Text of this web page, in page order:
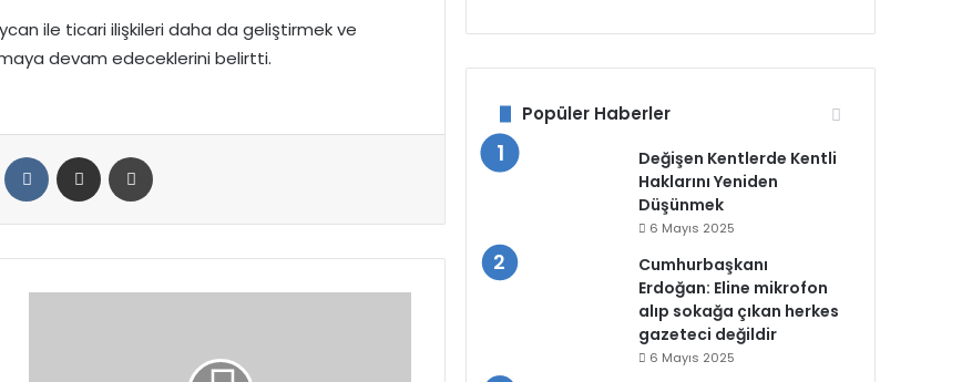
ile ticari ilişkileri daha da geliştirmek ve
devam edeceklerini belirtti.
Reddit VKontakteE-Posta ile paylaş
Popüler Haberler
Değişen Kentlerde Kentli
Haklarını Yeniden
Düşünmek
6 Mayıs 2025
Cumhurbaşkanı
Erdoğan: Eline mikrofon
alıp sokağa çıkan herkes
gazeteci değildir
6 Mayıs 2025